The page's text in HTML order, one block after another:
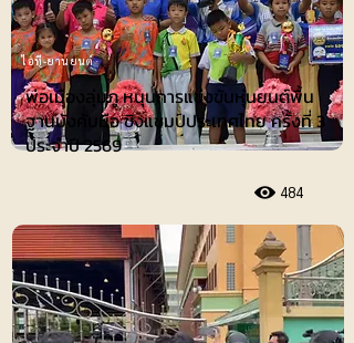
ไอที-ยานยนต์
พ่อเมืองลุ่มภู หนุนการแข่งขันหุ่นยนต์พื้น
ฐานบังคับมือ ชิงแชมป์ประเทศไทย ครั้งที่ 3
ประจำปี 2569
484